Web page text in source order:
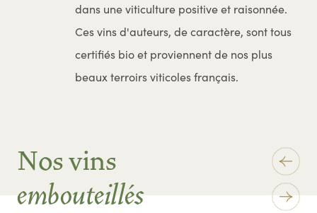
dans une viticulture positive et raisonnée.
Ces vins d'auteurs, de caractère, sont tous
certifiés bio et proviennent de nos plus
beaux terroirs viticoles français.
Nos vins
embouteillés